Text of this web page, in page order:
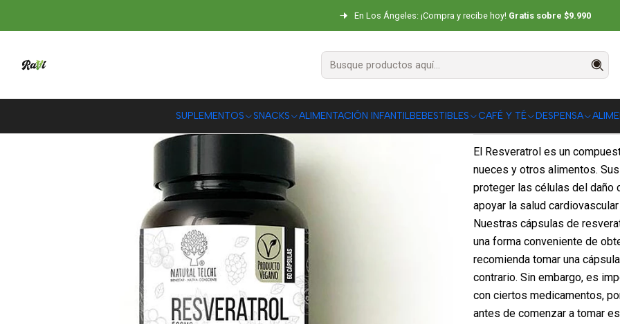
SUPLEMENTOS SNACKS ALIMENTACIÓN INFANTILBEBESTIBLES CAFÉ Y TÉ DESPENSA
En Los Ángeles: ¡Compra y recibe hoy! Gratis sobre $9.990
SUPLEMENTOS Vitaminas Resveratrol 500 mg Natural Telchi
Resveratrol
El Resveratrol es un
nueces y otros alimentos.
proteger las células del daño
apoyar la salud
Nuestras cápsulas de
una forma conveniente de
recomienda tomar una
contrario. Sin embargo, es
con ciertos medicamentos,
antes de comenzar a tomar